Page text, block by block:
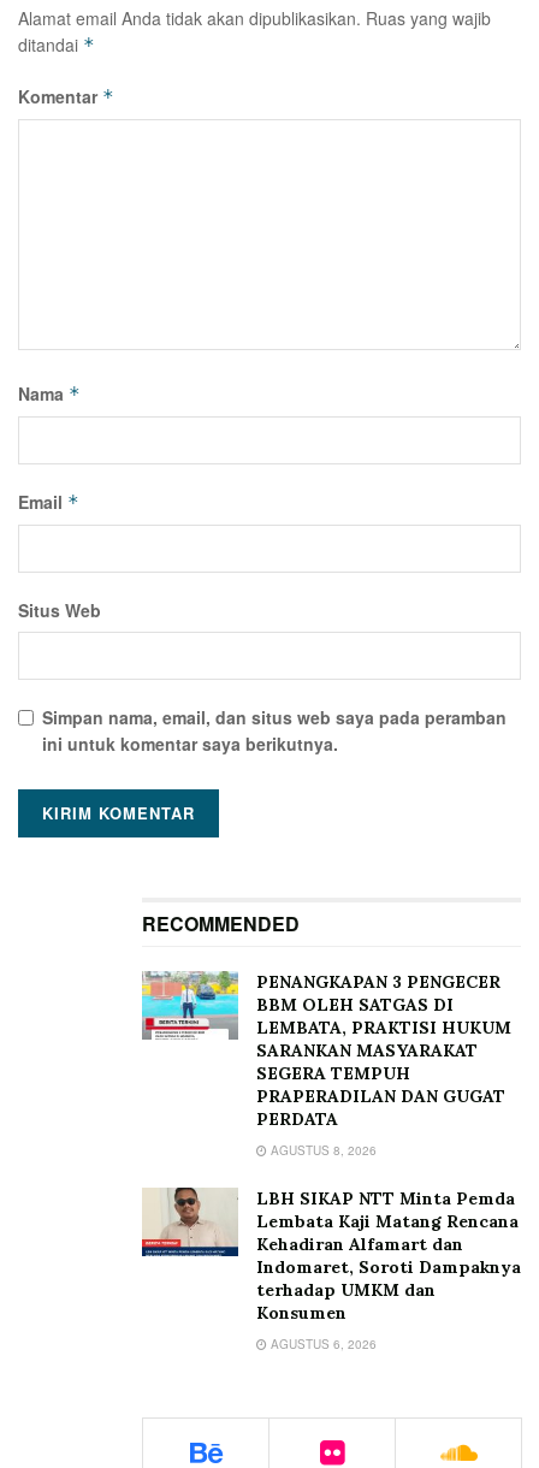
Alamat email Anda tidak akan dipublikasikan. Ruas yang wajib
ditandai *
Komentar *
Nama *
Email *
Situs Web
Simpan nama, email, dan situs web saya pada peramban
ini untuk komentar saya berikutnya.
RECOMMENDED
PENANGKAPAN 3 PENGECER
BBM OLEH SATGAS DI
LEMBATA, PRAKTISI HUKUM
SARANKAN MASYARAKAT
SEGERA TEMPUH
PRAPERADILAN DAN GUGAT
PERDATA
AGUSTUS 8, 2026
LBH SIKAP NTT Minta Pemda
Lembata Kaji Matang Rencana
Kehadiran Alfamart dan
Indomaret, Soroti Dampaknya
terhadap UMKM dan
Konsumen
AGUSTUS 6, 2026